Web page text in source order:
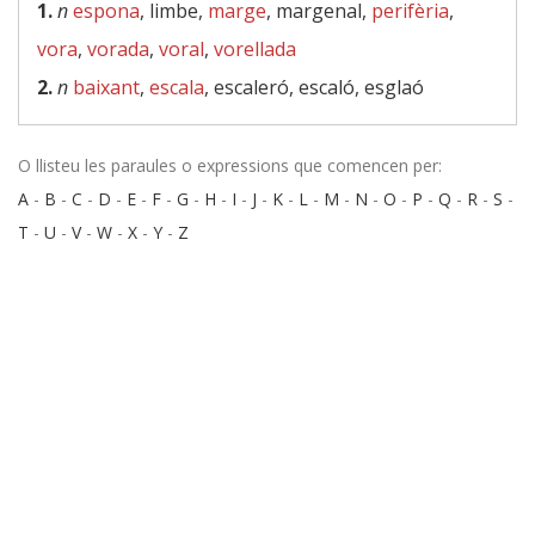
1.nespona, limbe, marge, margenal, perifèria,
vora, vorada, voral, vorellada
2.n baixant, escala, escaleró, escaló, esglaó
O llisteu les paraules o expressions que comencen per:
A - B - C - D - E - F - G - H - I - J - K - L - M - N - O - P - Q - R - S -
T - U - V- W - X - Y - Z